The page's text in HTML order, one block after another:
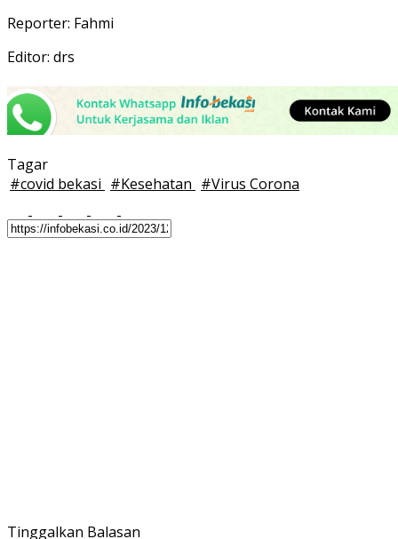
Reporter: Fahmi
Editor: drs
Tagar
#covid bekasi #Kesehatan #Virus Corona
Tinggalkan Balasan